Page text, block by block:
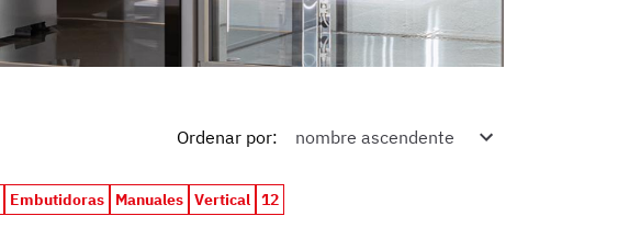
Ordenar por:
Embutidoras Manuales Vertical 12